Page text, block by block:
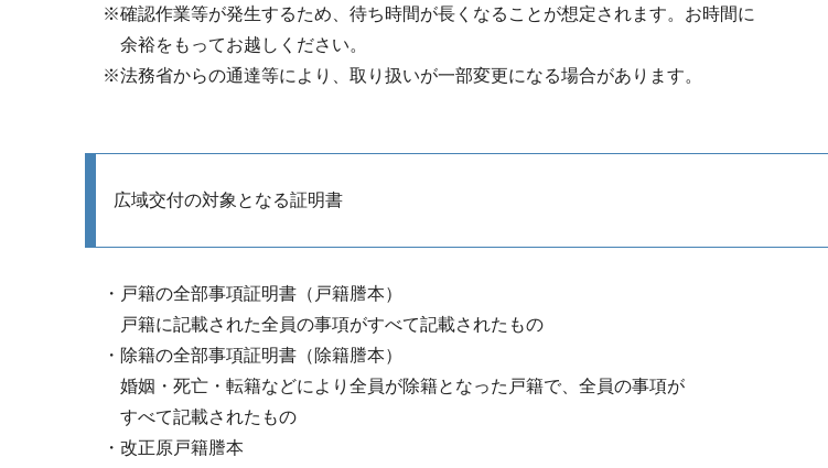
※確認作業等が発生するため、待ち時間が長くなることが想定されます。お時間に
余裕をもってお越しください。
※法務省からの通達等により、取り扱いが一部変更になる場合があります。
広域交付の対象となる証明書
・戸籍の全部事項証明書（戸籍謄本）
戸籍に記載された全員の事項がすべて記載されたもの
・除籍の全部事項証明書（除籍謄本）
婚姻・死亡・転籍などにより全員が除籍となった戸籍で、全員の事項が
すべて記載されたもの
・改正原戸籍謄本